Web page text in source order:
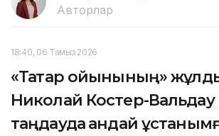
Авторлар
18:40, 06 Тамыз 2026
«Тақтар ойынының»
Николай Костер-Вальдау
таңдауда қандай